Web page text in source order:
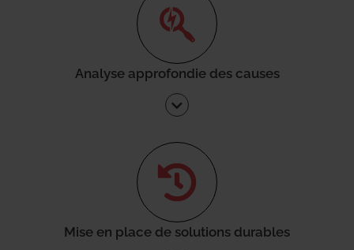
Analyse approfondie des causes
Mise en place de solutions durables